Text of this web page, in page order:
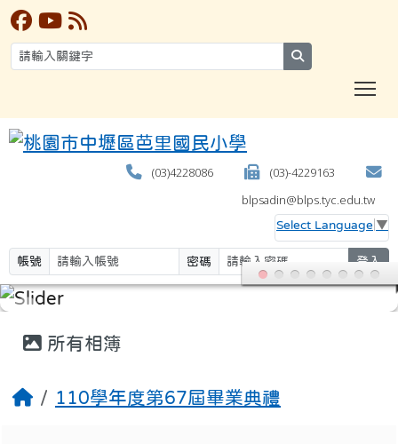
(03)4228086
(03)-4229163
blpsadin@blps.tyc.edu.tw
Select Language ▼
帳號 密碼 登入
所有相簿
110學年度第67屆畢業典禮